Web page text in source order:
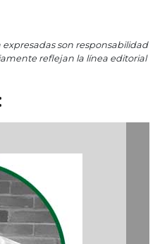
son responsabilidad
reflejan la línea editorial